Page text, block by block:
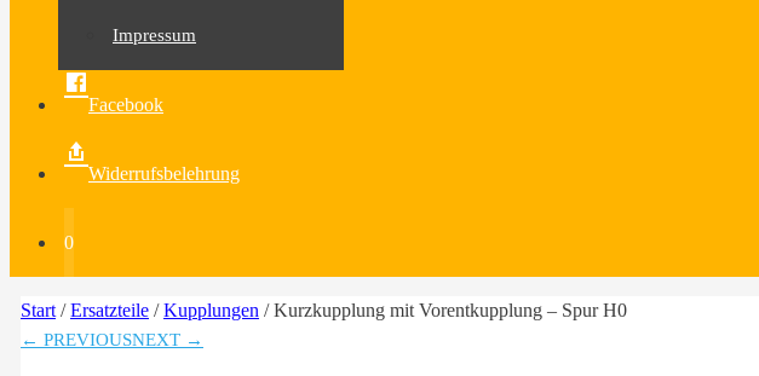
Impressum
Facebook
Widerrufsbelehrung
0
Start /Ersatzteile /Kupplungen / Kurzkupplung mit Vorentkupplung – Spur H0
← PREVIOUSNEXT →